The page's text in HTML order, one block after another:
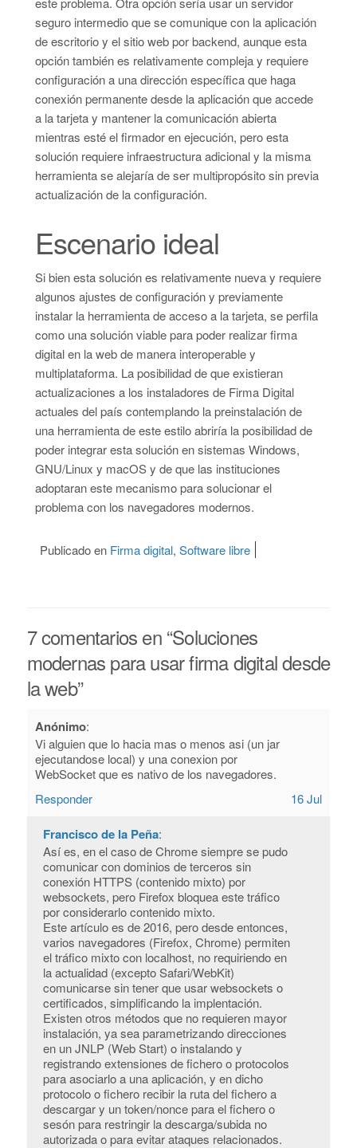
seguro intermedio que se comunique con la aplicación
de escritorio y el sitio web por backend, aunque esta
opción también es relativamente compleja y requiere
configuración a una dirección específica que haga
conexión permanente desde la aplicación que accede
a la tarjeta y mantener la comunicación abierta
mientras esté el firmador en ejecución, pero esta
solución requiere infraestructura adicional y la misma
herramienta se alejaría de ser multipropósito sin previa
actualización de la configuración.
Escenario ideal
Si bien esta solución es relativamente nueva y requiere
algunos ajustes de configuración y previamente
instalar la herramienta de acceso a la tarjeta, se perfila
como una solución viable para poder realizar firma
digital en la web de manera interoperable y
multiplataforma. La posibilidad de que existieran
actualizaciones a los instaladores de Firma Digital
actuales del país contemplando la preinstalación de
una herramienta de este estilo abriría la posibilidad de
poder integrar esta solución en sistemas Windows,
GNU/Linux y macOS y de que las instituciones
adoptaran este mecanismo para solucionar el
problema con los navegadores modernos.
Publicado en Firma digital, Software libre
7 comentarios en “Soluciones
modernas para usar firma digital desde
la web”
Anónimo:
Vi alguien que lo hacia mas o menos asi (un jar
ejecutandose local) y una conexion por
WebSocket que es nativo de los navegadores.
16 Jul
Responder
Francisco de la Peña:
Así es, en el caso de Chrome siempre se pudo
comunicar con dominios de terceros sin
conexión HTTPS (contenido mixto) por
websockets, pero Firefox bloquea este tráfico
por considerarlo contenido mixto.
Este artículo es de 2016, pero desde entonces,
varios navegadores (Firefox, Chrome) permiten
el tráfico mixto con localhost, no requiriendo en
la actualidad (excepto Safari/WebKit)
comunicarse sin tener que usar websockets o
certificados, simplificando la implentación.
Existen otros métodos que no requieren mayor
instalación, ya sea parametrizando direcciones
en un JNLP (Web Start) o instalando y
registrando extensiones de fichero o protocolos
para asociarlo a una aplicación, y en dicho
protocolo o fichero recibir la ruta del fichero a
descargar y un token/nonce para el fichero o
sesón para restringir la descarga/subida no
autorizada o para evitar ataques relacionados.